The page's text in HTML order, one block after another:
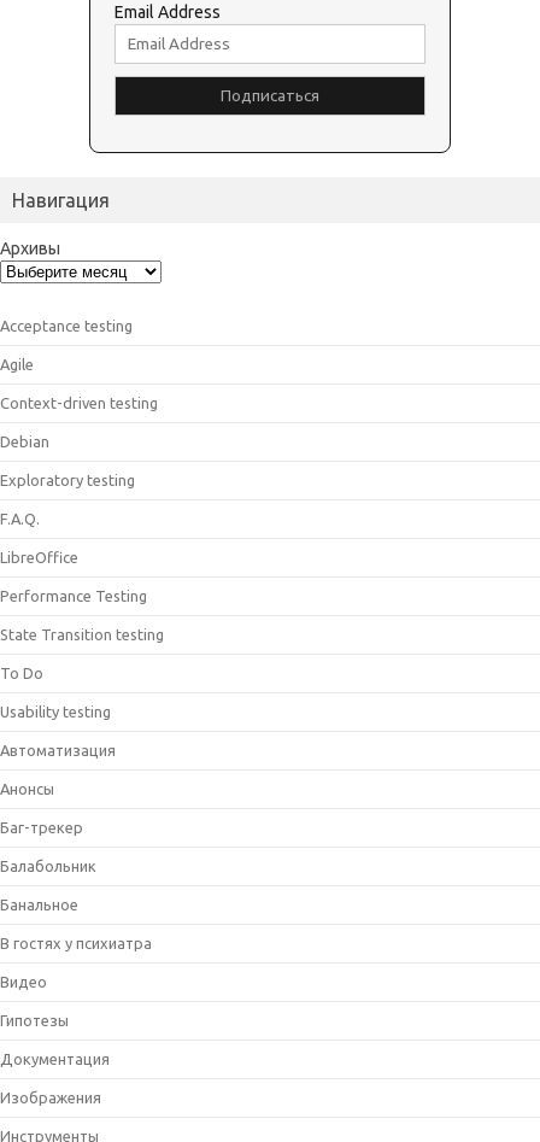
Email Address
Навигация
Архивы
Acceptance testing
Agile
Context-driven testing
Debian
Exploratory testing
F.A.Q.
LibreOffice
Performance Testing
State Transition testing
To Do
Usability testing
Автоматизация
Анонсы
Баг-трекер
Балабольник
Банальное
В гостях у психиатра
Видео
Гипотезы
Документация
Изображения
Инструменты